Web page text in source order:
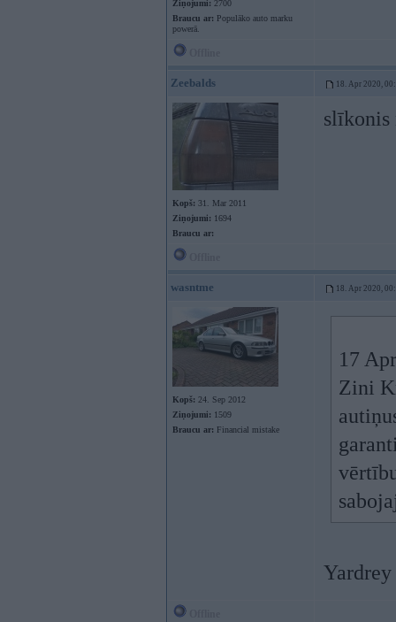
Ziņojumi: 2700
Braucu ar: Populāko auto marku
powerā.
Zeebalds 18. Apr 2020,
Kopš: 31. Mar 2011
Ziņojumi: 1694
Braucu ar:
slīkonis
wasntme 18. Apr 2020,
Kopš: 24. Sep 2012
Ziņojumi: 1509
Braucu ar: Financial mistake
17
Zini
Yardrey